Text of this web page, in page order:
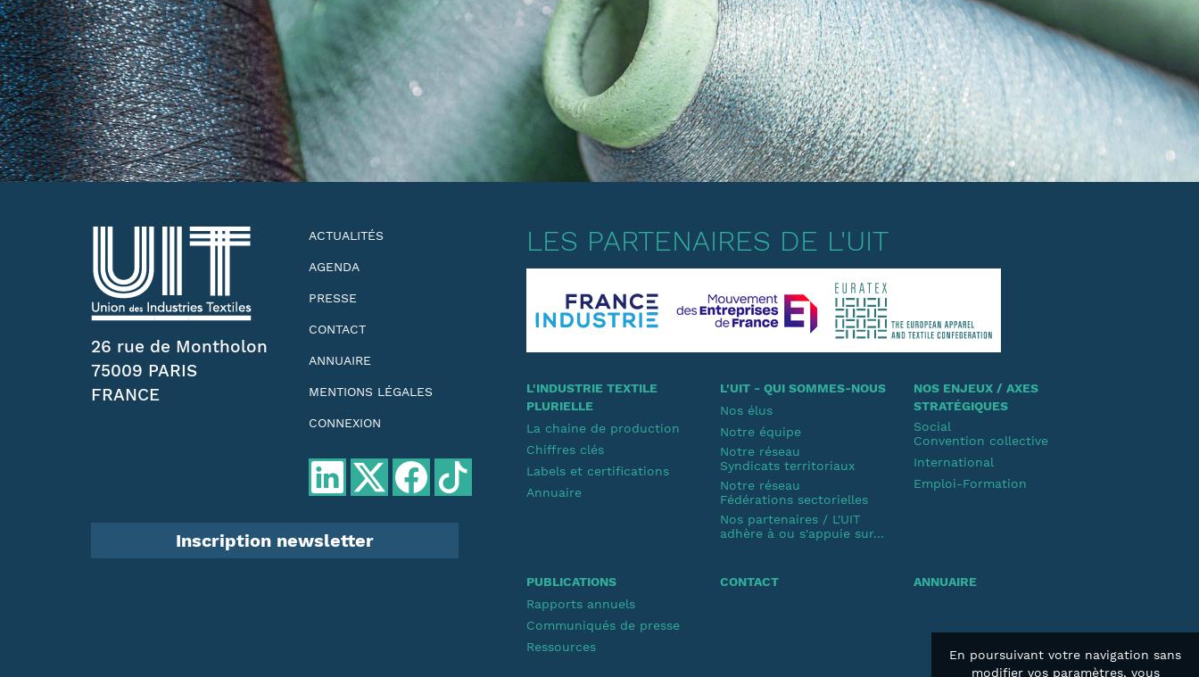
26 rue de Montholon
75009 PARIS
FRANCE
ACTUALITÉS
AGENDA
PRESSE
CONTACT
ANNUAIRE
MENTIONS LÉGALES
CONNEXION
Inscription newsletter
LES PARTENAIRES DE L'UIT
L'INDUSTRIE TEXTILE
PLURIELLE
La chaine de production
Chiffres clés
Labels et certifications
Annuaire
L'UIT - QUI SOMMES-NOUS
Nos élus
Notre équipe
Notre réseau
Syndicats territoriaux
Notre réseau
Fédérations sectorielles
Nos partenaires / L'UIT
adhère à ou s'appuie sur...
NOS ENJEUX / AXES
STRATÉGIQUES
Social
Convention collective
International
Emploi-Formation
PUBLICATIONS
Rapports annuels
Communiqués de presse
Ressources
CONTACT ANNUAIRE
En poursuivant votre navigation sans
modifier vos paramètres, vous